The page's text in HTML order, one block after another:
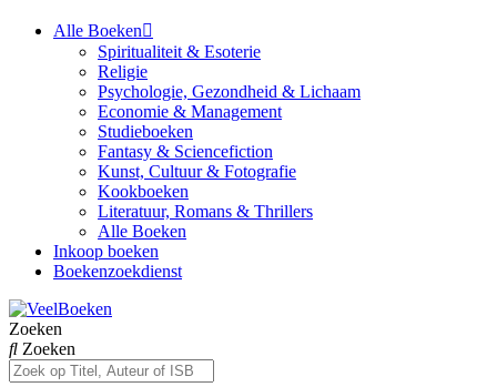
Alle Boeken
Spiritualiteit & Esoterie
Religie
Psychologie, Gezondheid & Lichaam
Economie & Management
Studieboeken
Fantasy & Sciencefiction
Kunst, Cultuur & Fotografie
Kookboeken
Literatuur, Romans & Thrillers
Alle Boeken
Inkoop boeken
Boekenzoekdienst
Zoeken
Zoeken